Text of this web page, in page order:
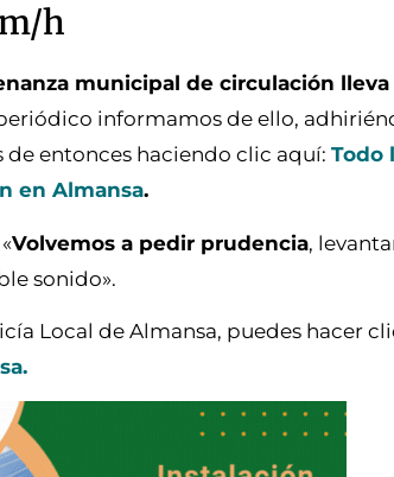
h
municipal de circulación
informamos de ello,
de entonces haciendo clic aquí: Todo
en Almansa.
Volvemos a pedir prudencia,
sonido».
Local de Almansa, puedes hacer